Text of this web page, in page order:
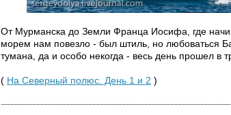
От Мурманска до Земли Франца Иосифа, где
морем нам повезло - был штиль, но любоваться
тумана, да и особо некогда - весь день прошел в
( На Северный полюс. День 1 и 2 )